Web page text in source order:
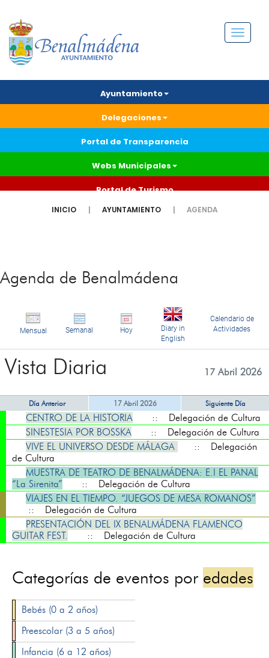
Menú
Ayuntamiento
Delegaciones
Portal de Transparencia
Webs Municipales
Portal de Turismo
INICIO AYUNTAMIENTO AGENDA
Agenda de Benalmádena
Mensual Semanal Hoy
Diary in
English
Calendario de
Actividades
Vista Diaria 17 Abril 2026
Día Anterior 17 Abril 2026 Siguiente Día
CENTRO DE LA HISTORIA
:: Delegación de Cultura
SINESTESIA POR BOSSKA
:: Delegación de Cultura
VIVE EL UNIVERSO DESDE MÁLAGA
:: Delegación
de Cultura
MUESTRA DE TEATRO DE BENALMÁDENA: E.I EL PANAL
“La Sirenita”
:: Delegación de Cultura
VIAJES EN EL TIEMPO. “JUEGOS DE MESA ROMANOS”
:: Delegación de Cultura
PRESENTACIÓN DEL IX BENALMÁDENA FLAMENCO
GUITAR FEST.
:: Delegación de Cultura
Categorías de eventos por edades
Bebés (0 a 2 años)
Preescolar (3 a 5 años)
Infancia (6 a 12 años)